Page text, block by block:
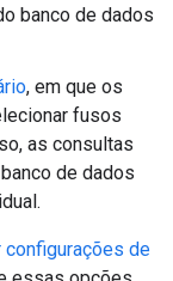
banco de dados
, em que os
fusos
as consultas
de dados
configurações de